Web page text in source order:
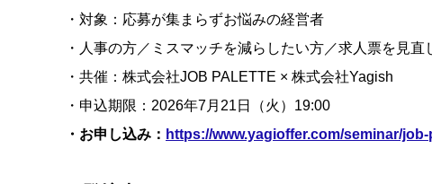
・対象：応募が集まらずお悩みの経営者
・人事の方／ミスマッチを減らしたい方／求人票を見直
・共催：株式会社JOB PALETTE × 株式会社Yagish
・申込期限：2026年7月21日（火）19:00
・お申し込み： https://www.yagioffer.com/seminar/job-